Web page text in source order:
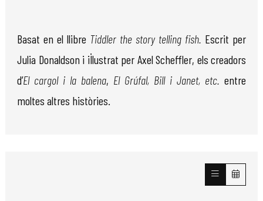
Basat en el llibre Tiddler the story telling fish. Escrit per
Julia Donaldson i il·lustrat per Axel Scheffler, els creadors
d’El cargol i la balena, El Grúfal, Bill i Janet, etc. entre
moltes altres històries.